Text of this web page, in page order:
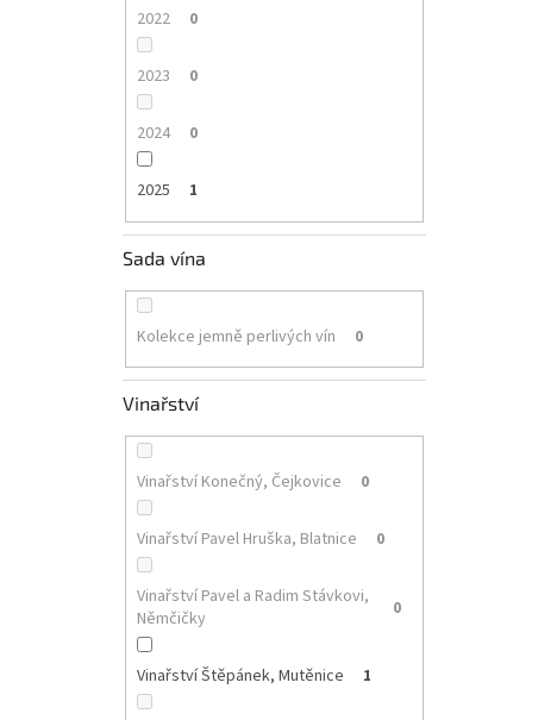
2022 0
2023 0
2024 0
2025 1
Sada vína
Kolekce jemně perlivých vín 0
Vinařství
Vinařství Konečný, Čejkovice 0
Vinařství Pavel Hruška, Blatnice 0
Vinařství Pavel a Radim Stávkovi,
Němčičky
0
Vinařství Štěpánek, Mutěnice 1